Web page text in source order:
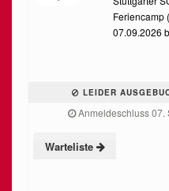
Feriencamp
07.09.2026
LEIDER
Anmeldeschluss 07.
Warteliste